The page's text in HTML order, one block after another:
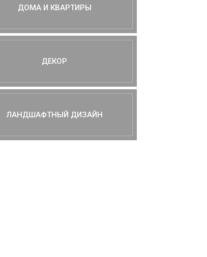
ДОМА И КВАРТИРЫ
ДЕКОР
ЛАНДШАФТНЫЙ ДИЗАЙН